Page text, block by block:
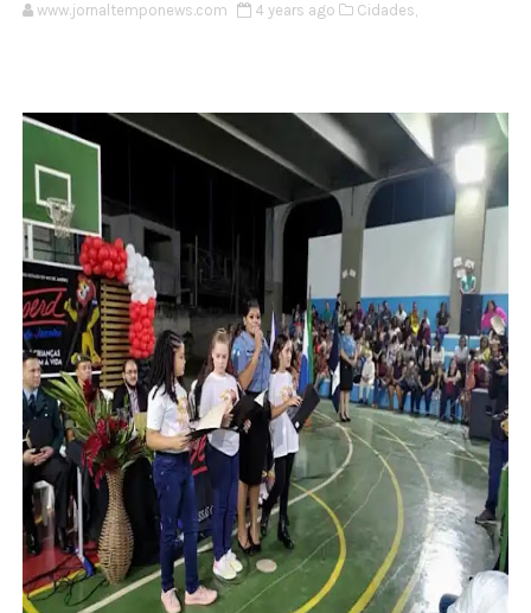
www.jornaltemponews.com 4 years ago Cidades,